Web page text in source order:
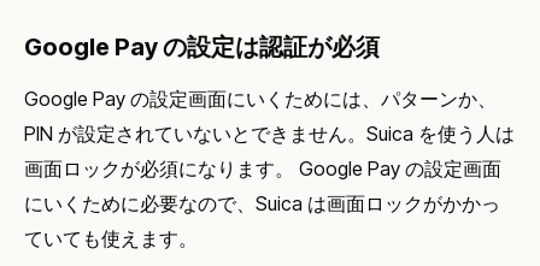
Google Pay の設定は認証が必須
Google Pay の設定画面にいくためには、パターンか、
PIN が設定されていないとできません。Suica を使う人は
画面ロックが必須になります。 Google Pay の設定画面
にいくために必要なので、Suica は画面ロックがかかっ
ていても使えます。